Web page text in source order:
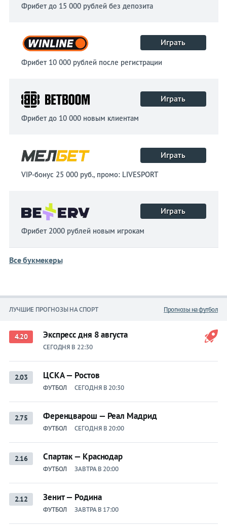
Фрибет до 15 000 рублей без депозита
Играть
Фрибет 10 000 рублей после регистрации
Играть
Фрибет до 10 000 новым клиентам
Играть
VIP-бонус 25 000 руб., промо: LIVESPORT
Играть
Фрибет 2000 рублей новым игрокам
Все букмекеры
ЛУЧШИЕ ПРОГНОЗЫ НА СПОРТ Прогнозы на футбол
4.20 Экспресс дня 8 августа
СЕГОДНЯ В 22:30
2.03 ЦСКА — Ростов
ФУТБОЛ СЕГОДНЯ В 20:30
2.75 Ференцварош — Реал Мадрид
ФУТБОЛ СЕГОДНЯ В 20:00
2.16 Спартак — Краснодар
ФУТБОЛ ЗАВТРА В 20:00
2.12 Зенит — Родина
ФУТБОЛ ЗАВТРА В 17:00